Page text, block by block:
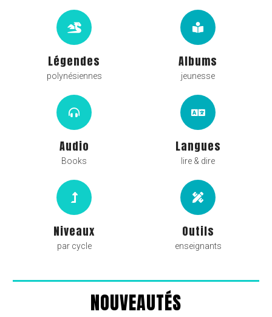
Légendes
polynésiennes
Albums
jeunesse
Audio
Books
Langues
lire & dire
Niveaux
par cycle
Outils
enseignants
NOUVEAUTÉS